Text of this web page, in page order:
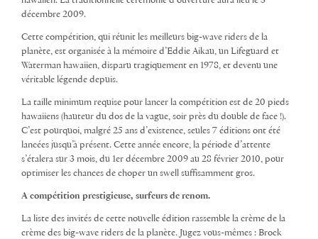
décembre 2009.
Cette compétition, qui réunit les meilleurs big-wave riders de la
planète, est organisée à la mémoire d’Eddie Aikau, un Lifeguard et
Waterman hawaiien, disparu tragiquement en 1978, et devenu une
véritable légende depuis.
La taille minimum requise pour lancer la compétition est de 20 pieds
hawaiiens (hauteur du dos de la vague, soir près du double de face !).
C’est pourquoi, malgré 25 ans d’existence, seules 7 éditions ont été
lancées jusqu’à présent. Cette année encore, la période d’attente
s’étalera sur 3 mois, du 1er décembre 2009 au 28 février 2010, pour
optimiser les chances de choper un swell suffisamment gros.
A compétition prestigieuse, surfeurs de renom.
La liste des invités de cette nouvelle édition rassemble la crème de la
crème des big-wave riders de la planète. Jugez vous-mêmes : Brock